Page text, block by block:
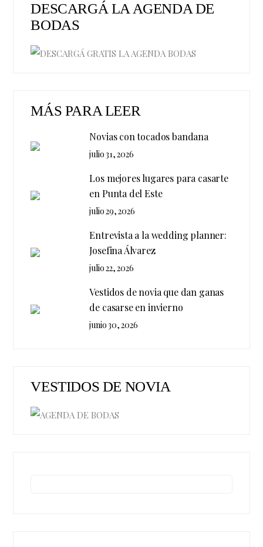
DESCARGÁ LA AGENDA DE
BODAS
MÁS PARA LEER
Novias con tocados bandana
julio 31, 2026
Los mejores lugares para casarte
en Punta del Este
julio 29, 2026
Entrevista a la wedding planner:
Josefina Álvarez
julio 22, 2026
Vestidos de novia que dan ganas
de casarse en invierno
junio 30, 2026
VESTIDOS DE NOVIA